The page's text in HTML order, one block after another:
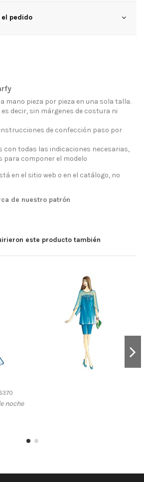
pedido
mano pieza por pieza en una sola talla.
decir, sin márgenes de costura ni
de confección paso por
con todas las indicaciones necesarias,
para componer el modelo
en el sitio web o en el catálogo, no
de nuestro patrón
este producto también
noche